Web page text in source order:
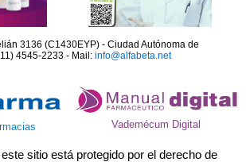
3136 (C1430EYP) - Ciudad Autónoma de
4545-2233 - Mail: info@alfabeta.net
Vademécum Digital
sitio está protegido por el derecho de